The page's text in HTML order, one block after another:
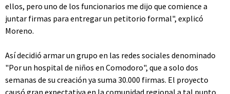
ellos, pero uno de los funcionarios me dijo que comience a
juntar firmas para entregar un petitorio formal", explicó
Moreno.
Así decidió armar un grupo en las redes sociales denominado
"Por un hospital de niños en Comodoro", que a solo dos
semanas de su creación ya suma 30.000 firmas. El proyecto
causó gran expectativa en la comunidad regional a tal punto